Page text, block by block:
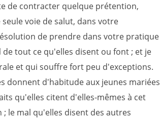
de contracter quelque prétention,
voie de salut, dans votre
de prendre dans votre pratique
tout ce qu'elles disent ou font ; et je
et qui souffre fort peu d'exceptions.
donnent d'habitude aux jeunes mariées
qu'elles citent d'elles-mêmes à cet
le mal qu'elles disent des autres